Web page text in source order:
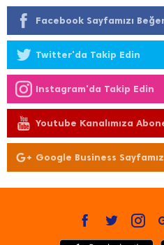
Facebook Sayfamızı
Twitter'da Takip Edin
Instagram'da Takip Edin
Youtube Kanalımıza
Google Business Sayfamız